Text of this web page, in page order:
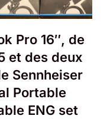
Pro 16″, de
et des deux
Sennheiser
Portable
ENG set